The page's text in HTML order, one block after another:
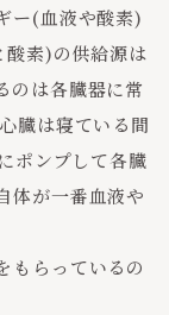
ー(血液や酸素)
素)の供給源は
のは各臓器に常
臓は寝ている間
ポンプして各臓
体が一番血液や
もらっているの